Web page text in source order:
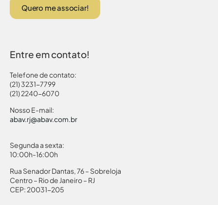
Quero me associar!
Entre em contato!
Telefone de contato:
(21) 3231-7799
(21) 2240-6070
Nosso E-mail:
abav.rj@abav.com.br
Segunda a sexta:
10:00h-16:00h
Rua Senador Dantas, 76 – Sobreloja
Centro – Rio de Janeiro – RJ
CEP: 20031-205